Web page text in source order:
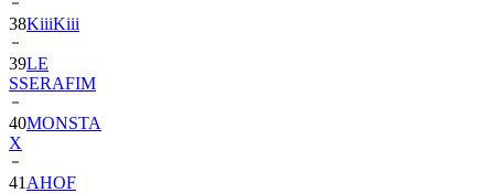
39LE
SSERAFIM
40MONSTA
X
41
42 BTOB